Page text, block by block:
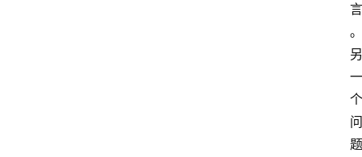
言
。
另
一
个
问
题